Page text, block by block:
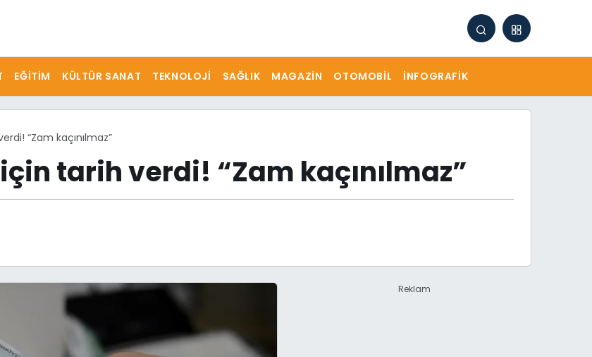
EĞITIM KÜLTÜR SANAT TEKNOLOJI SAĞLIK MAGAZIN OTOMOBIL İNFOGRAFIK
“Zam kaçınılmaz”
tarih verdi! “Zam kaçınılmaz”
Reklam